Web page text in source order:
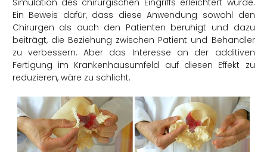
Simulation des chirurgischen Eingriffs erleichtert wurde.
Ein Beweis dafür, dass diese Anwendung sowohl den
Chirurgen als auch den Patienten beruhigt und dazu
beiträgt, die Beziehung zwischen Patient und Behandler
zu verbessern. Aber das Interesse an der additiven
Fertigung im Krankenhausumfeld auf diesen Effekt zu
reduzieren, wäre zu schlicht.